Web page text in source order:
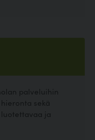
palveluihin
hieronta sekä
ja